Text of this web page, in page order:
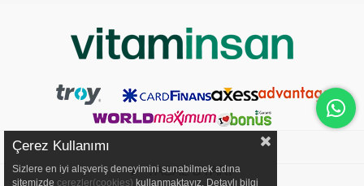
YASAL UYARI
Çerez Kullanımı
Sizlere en iyi alışveriş deneyimini sunabilmek adına
sitemizde çerezler(cookies) kullanmaktayız. Detaylı bilgi